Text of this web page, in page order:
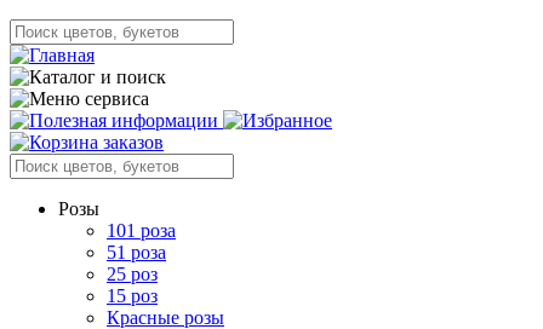
Розы
101 роза
51 роза
25 роз
15 роз
Красные розы